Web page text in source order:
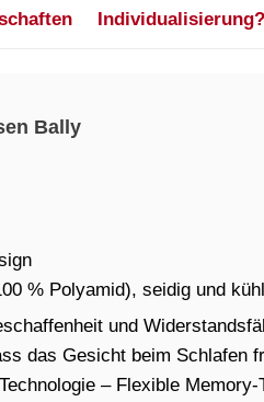
Individualisierung?
Bally
% Polyamid), seidig und
und
das Gesicht beim Schlafen
– Flexible Memory-